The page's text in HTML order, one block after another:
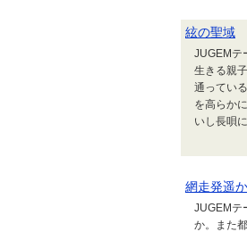
絃の聖域
JUGEMテ
生きる親
通ってい
を高らか
いし長唄
網走発遥
JUGEMテ
か。また